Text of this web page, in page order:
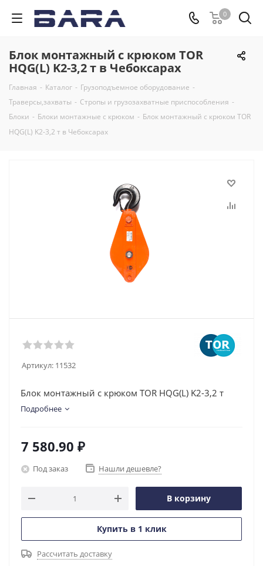
0
Блок монтажный с крюком TOR
HQG(L) K2-3,2 т в Чебоксарах
Главная - Каталог - Грузоподъемное оборудование -
Траверсы,захваты - Стропы и грузозахватные приспособления -
Блоки - Блоки монтажные с крюком - Блок монтажный с крюком TOR
HQG(L) K2-3,2 т в Чебоксарах
Артикул: 11532
Блок монтажный с крюком TOR HQG(L) K2-3,2 т
Подробнее
7 580.90 ₽
Под заказ Нашли дешевле?
В корзину
Купить в 1 клик
Рассчитать доставку